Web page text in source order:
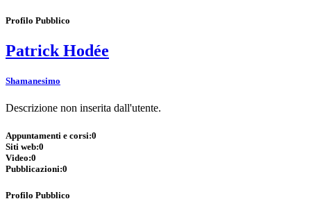
Profilo Pubblico
Patrick Hodée
Shamanesimo
Descrizione non inserita dall'utente.
Appuntamenti e corsi:0
Siti web:0
Video:0
Pubblicazioni:0
Profilo Pubblico